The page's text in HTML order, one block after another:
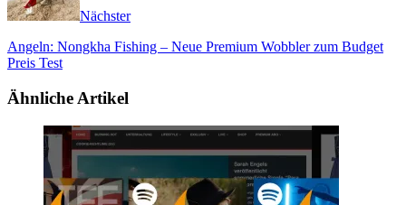
Nächster
Angeln: Nongkha Fishing – Neue Premium Wobbler zum Budget
Preis Test
Ähnliche Artikel